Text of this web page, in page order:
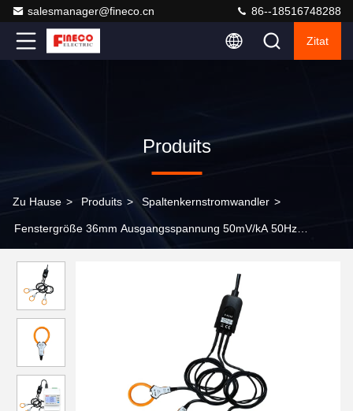
salesmanager@fineco.cn 86--18516748288
Zitat
Produits
Zu Hause > Produits > Spaltenkernstromwandler >
Fenstergröße 36mm Ausgangsspannung 50mV/kA 50Hz